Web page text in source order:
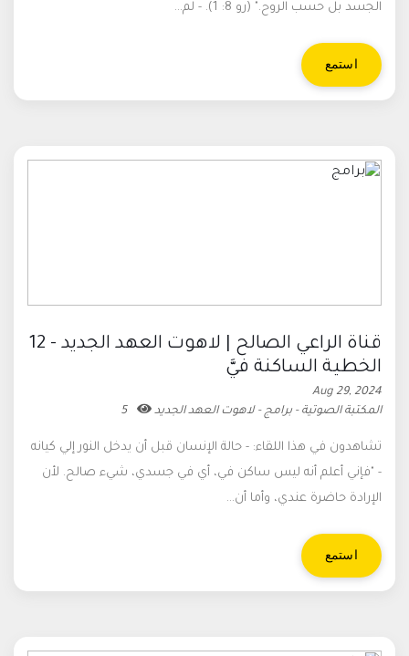
الجسد بل حسب الروح." (رو 8: 1). - لم...
استمع
قناة الراعي الصالح | لاهوت العهد الجديد - 12
الخطية الساكنة فيَّ
Aug 29, 2024
المكتبة الصوتية - برامج - لاهوت العهد الجديد
5
تشاهدون في هذا اللقاء: - حالة الإنسان قبل أن يدخل النور إلي كيانه
- "فإني أعلم أنه ليس ساكن في، أي في جسدي، شيء صالح. لأن
الإرادة حاضرة عندي، وأما أن...
استمع